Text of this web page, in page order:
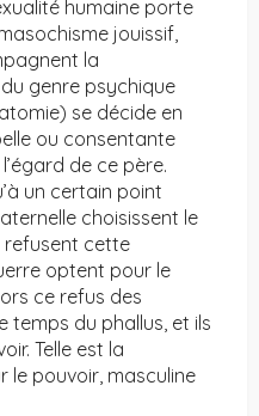
humaine porte
jouissif,
la
du genre psychique
se décide en
ou consentante
de ce père.
un certain point
choisissent le
refusent cette
optent pour le
ce refus des
temps du phallus, et ils
Telle est la
le pouvoir, masculine